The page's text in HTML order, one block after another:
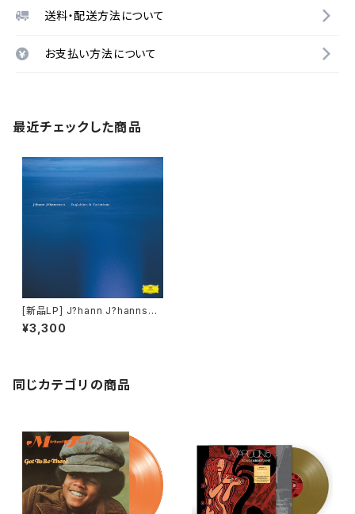
送料・配送方法について
お支払い方法について
最近チェックした商品
[新品LP] J?hann J?hannsso
n ? Englab?rn & Variations
(2LP, 180g Vinyl)
¥3,300
同じカテゴリの商品